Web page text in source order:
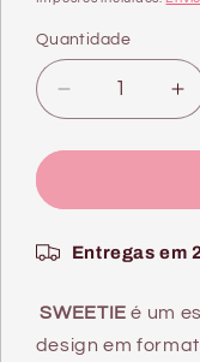
Quantidade
Quantidade
Diminuir
a
quantidade
SWEETIE
UNICÓRNIO
a
Entregas em
SWEETIE é um
design em